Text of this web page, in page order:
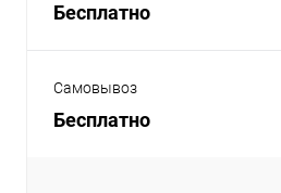
Бесплатно
Самовывоз
Бесплатно